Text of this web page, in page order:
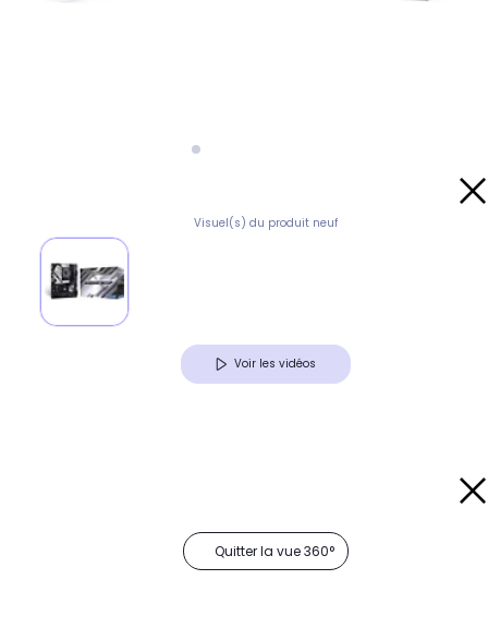
Visuel(s) du produit neuf
Voir les vidéos
Quitter la vue 360°